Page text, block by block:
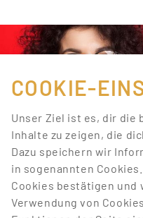
COOKIE-
Unser Ziel ist es, dir die
Inhalte zu zeigen, die
Dazu speichern wir
in sogenannten
Cookies bestätigen und
Verwendung von